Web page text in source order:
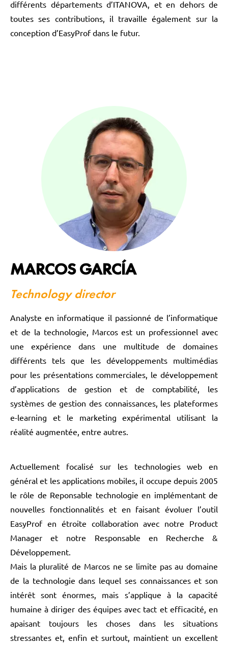
différents départements d’ITANOVA, et en dehors de
toutes ses contributions, il travaille également sur la
conception d’EasyProf dans le futur.
MARCOS GARCÍA
Technology director
Analyste en informatique il passionné de l’informatique
et de la technologie, Marcos est un professionnel avec
une expérience dans une multitude de domaines
différents tels que les développements multimédias
pour les présentations commerciales, le développement
d’applications de gestion et de comptabilité, les
systèmes de gestion des connaissances, les plateformes
e-learning et le marketing expérimental utilisant la
réalité augmentée, entre autres.
Actuellement focalisé sur les technologies web en
général et les applications mobiles, il occupe depuis 2005
le rôle de Reponsable technologie en implémentant de
nouvelles fonctionnalités et en faisant évoluer l’outil
EasyProf en étroite collaboration avec notre Product
Manager et notre Responsable en Recherche &
Développement.
Mais la pluralité de Marcos ne se limite pas au domaine
de la technologie dans lequel ses connaissances et son
intérêt sont énormes, mais s’applique à la capacité
humaine à diriger des équipes avec tact et efficacité, en
apaisant toujours les choses dans les situations
stressantes et, enfin et surtout, maintient un excellent